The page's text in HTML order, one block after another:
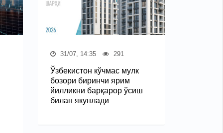
31/07, 14:35 291
Ўзбекистон кўчмас мулк
бозори биринчи ярим
йилликни барқарор ўсиш
билан якунлади